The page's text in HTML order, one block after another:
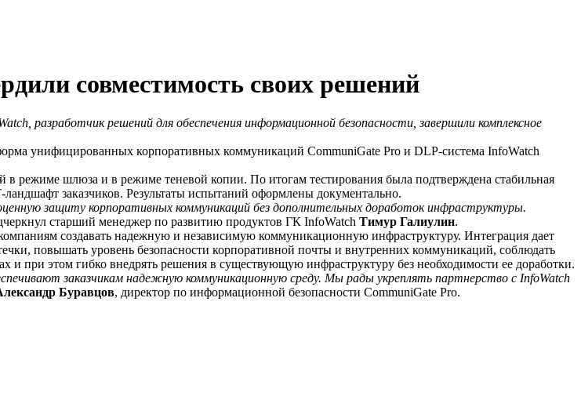
совместимость своих решений
разработчик решений для обеспечения информационной безопасности, завершили комплексное
унифицированных корпоративных коммуникаций CommuniGate Pro и DLP-система InfoWatch
режиме шлюза и в режиме теневой копии. По итогам тестирования была подтверждена стабильная
заказчиков. Результаты испытаний оформлены документально.
защиту корпоративных коммуникаций без дополнительных доработок инфраструктуры.
старший менеджер по развитию продуктов ГК InfoWatch Тимур Галиулин.
создавать надежную и независимую коммуникационную инфраструктуру. Интеграция дает
повышать уровень безопасности корпоративной почты и внутренних коммуникаций, соблюдать
и при этом гибко внедрять решения в существующую инфраструктуру без необходимости ее доработки.
заказчикам надежную коммуникационную среду. Мы рады укреплять партнерство с InfoWatch
Буравцов, директор по информационной безопасности CommuniGate Pro.